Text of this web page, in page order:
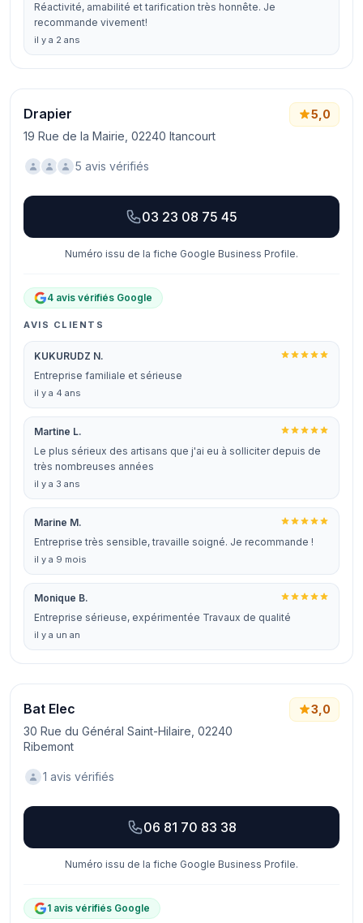
Réactivité, amabilité et tarification très honnête. Je
recommande vivement!
il y a 2 ans
Drapier
19 Rue de la Mairie, 02240 Itancourt
5,0
5 avis vérifiés
03 23 08 75 45
Numéro issu de la fiche Google Business Profile.
4 avis vérifiés Google
AVIS CLIENTS
KUKURUDZ N.
Entreprise familiale et sérieuse
il y a 4 ans
Martine L.
Le plus sérieux des artisans que j'ai eu à solliciter depuis de
très nombreuses années
il y a 3 ans
Marine M.
Entreprise très sensible, travaille soigné. Je recommande !
il y a 9 mois
Monique B.
Entreprise sérieuse, expérimentée Travaux de qualité
il y a un an
Bat Elec
30 Rue du Général Saint-Hilaire, 02240
Ribemont
3,0
1 avis vérifiés
06 81 70 83 38
Numéro issu de la fiche Google Business Profile.
1 avis vérifiés Google